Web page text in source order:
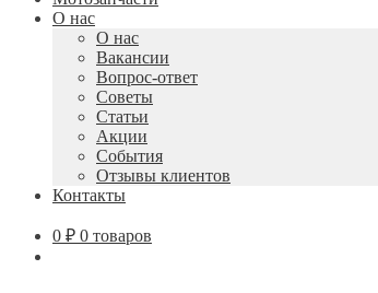
О нас
О нас
Вакансии
Вопрос-ответ
Советы
Статьи
Акции
События
Отзывы клиентов
Контакты
0 ₽ 0 товаров